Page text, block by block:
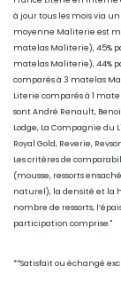
à jour tous les mois via
moyenne Maliterie est
matelas Maliterie), 45%
matelas Maliterie), 44%
comparés à 3 matelas
Literie comparés à 1
sont André Renault,
Lodge, La Compagnie
Royal Gold, Reverie,
Les critères de
(mousse, ressorts
naturel), la densité et la
nombre de ressorts,
participation comprise."
**Satisfait ou échangé